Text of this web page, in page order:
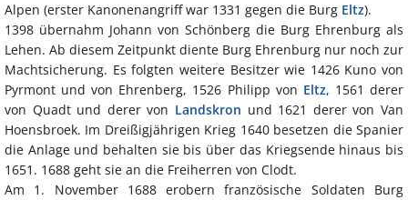
Alpen (erster Kanonenangriff war 1331 gegen die Burg Eltz).
1398 übernahm Johann von Schönberg die Burg Ehrenburg als
Lehen. Ab diesem Zeitpunkt diente Burg Ehrenburg nur noch zur
Machtsicherung. Es folgten weitere Besitzer wie 1426 Kuno von
Pyrmont und von Ehrenberg, 1526 Philipp von Eltz, 1561 derer
von Quadt und derer von Landskron und 1621 derer von Van
Hoensbroek. Im Dreißigjährigen Krieg 1640 besetzen die Spanier
die Anlage und behalten sie bis über das Kriegsende hinaus bis
1651. 1688 geht sie an die Freiherren von Clodt.
Am 1. November 1688 erobern französische Soldaten Burg